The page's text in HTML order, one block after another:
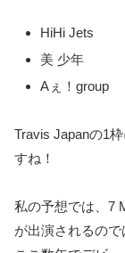
HiHi Jets
美 少年
Aぇ！group
Travis Japanの1
すね！
私の予想では、7
が出演されるので